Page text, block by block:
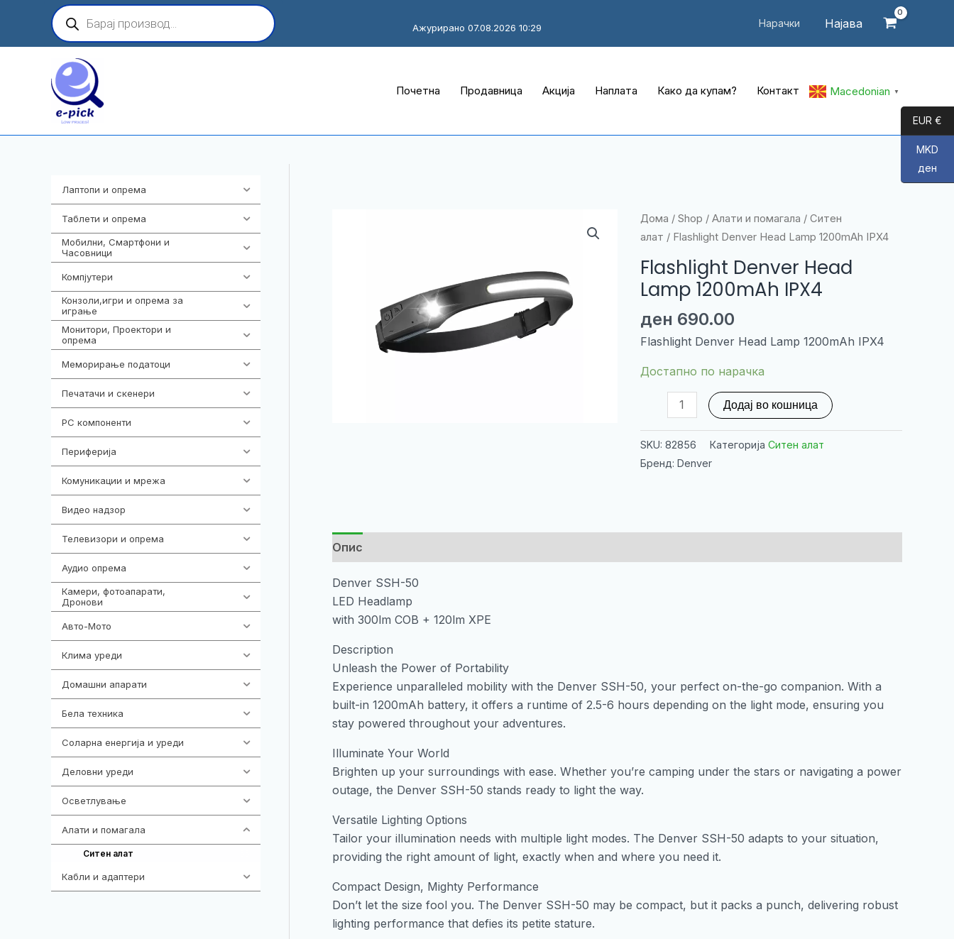
content
Products
search
Нарачки Најава
Ажурирано 07.08.2026 10:29
Почетна Продавница Акција Наплата Како да купам? Контакт Macedonian ▼
Лаптопи и опрема
Таблети и опрема
Мобилни, Смартфони и
Часовници
Компјутери
Конзоли,игри и опрема за
играње
Монитори, Проектори и
опрема
Меморирање податоци
Печатачи и скенери
PC компоненти
Периферија
Комуникации и мрежа
Видео надзор
Телевизори и опрема
Аудио опрема
Камери, фотоапарати,
Дронови
Авто-Мото
Клима уреди
Домашни апарати
Бела техника
Соларна енергија и уреди
Деловни уреди
Осветлување
Алати и помагала
Ситен алат
Кабли и адаптери
Дома / Shop / Алати и помагала / Ситен
алат / Flashlight Denver Head Lamp 1200mAh IPX4
Flashlight Denver Head
Lamp 1200mAh IPX4
ден 690.00
Flashlight Denver Head Lamp 1200mAh IPX4
Достапно по нарачка
Flashlight
Denver
1200mAh
Додај во кошница
SKU: 82856 Категорија Ситен алат
Бренд: Denver
Опис
Denver SSH-50
LED Headlamp
with 300lm COB + 120lm XPE
Description
Unleash the Power of Portability
Experience unparalleled mobility with the Denver SSH-50, your perfect on-the-go companion. With a
built-in 1200mAh battery, it offers a runtime of 2.5-6 hours depending on the light mode, ensuring you
stay powered throughout your adventures.
Illuminate Your World
Brighten up your surroundings with ease. Whether you’re camping under the stars or navigating a power
outage, the Denver SSH-50 stands ready to light the way.
Versatile Lighting Options
Tailor your illumination needs with multiple light modes. The Denver SSH-50 adapts to your situation,
providing the right amount of light, exactly when and where you need it.
Compact Design, Mighty Performance
Don’t let the size fool you. The Denver SSH-50 may be compact, but it packs a punch, delivering robust
lighting performance that defies its petite stature.
EUR €
MKD
ден